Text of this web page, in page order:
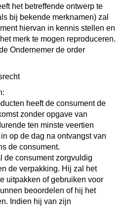
het betreffende ontwerp te
bij bekende merknamen) zal
hiervan in kennis stellen en
merk te mogen reproduceren.
Ondernemer de order
heeft de consument de
zonder opgave van
ten minste veertien
op de dag na ontvangst van
de consument.
de consument zorgvuldig
de verpakking. Hij zal het
uitpakken of gebruiken voor
beoordelen of hij het
Indien hij van zijn